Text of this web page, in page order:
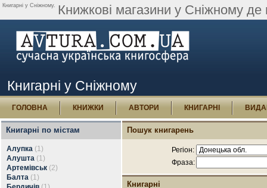
Книгарні у Сніжному. Книжкові магазини у Сніжному
Книгарні у Сніжному
ГОЛОВНА КНИЖКИ АВТОРИ КНИГАРНІ
Книгарні по містам
Алупка (1)
Алушта (1)
Артемівськ (2)
Балта (1)
Пошук книгарень
Регіон:
Фраза:
Книгарні